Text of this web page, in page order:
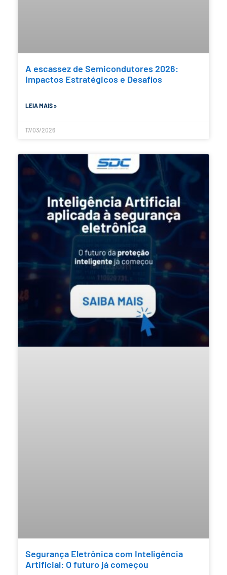
A escassez de Semicondutores 2026:
Impactos Estratégicos e Desafios
LEIA MAIS »
17/03/2026
Segurança Eletrônica com Inteligência
Artificial: O futuro já começou